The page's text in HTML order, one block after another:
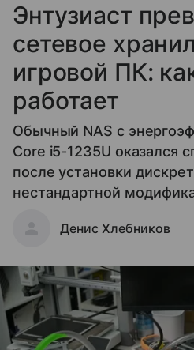
Энтузиаст
сетевое
игровой ПК:
работает
Обычный NAS с
Core i5-1235U оказался
после установки
нестандартной
Денис Хлебников